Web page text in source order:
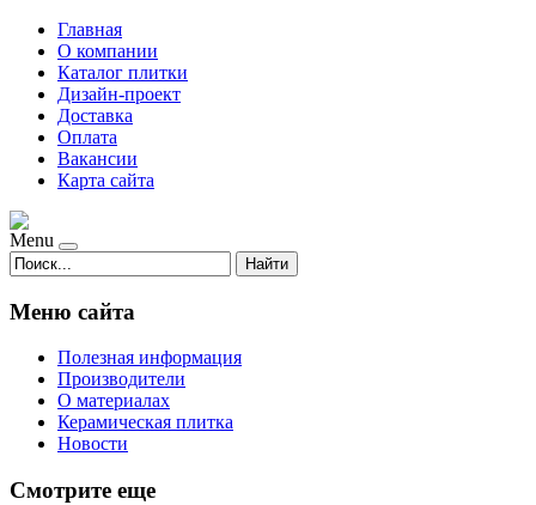
Главная
О компании
Каталог плитки
Дизайн-проект
Доставка
Оплата
Вакансии
Карта сайта
Menu
Найти
Меню сайта
Полезная информация
Производители
О материалах
Керамическая плитка
Новости
Смотрите еще